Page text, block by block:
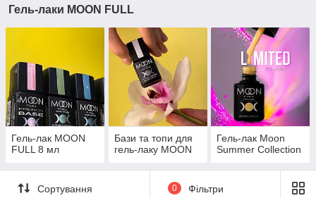
Гель-лаки MOON FULL
Гель-лак MOON
FULL 8 мл
Бази та топи для
гель-лаку MOON
Гель-лак Moon
Summer Collection
Сортування 0 Фільтри